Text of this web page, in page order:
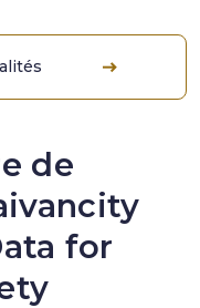
de
for